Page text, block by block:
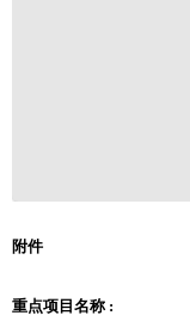
附件
重点项目名称 :